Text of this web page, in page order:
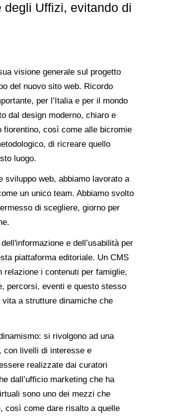
Uffizi, evitando di
visione generale sul progetto
del nuovo sito web. Ricordo
per l’Italia e per il mondo
dal design moderno, chiaro e
fiorentino, così come alle bicromie
di ricreare quello
luogo.
sviluppo web, abbiamo lavorato a
un unico team. Abbiamo svolto
di scegliere, giorno per
e dell’usabilità per
piattaforma editoriale. Un CMS
relazione i contenuti per famiglie,
percorsi, eventi e questo stesso
a strutture dinamiche che
si rivolgono ad una
con livelli di interesse e
realizzate dai curatori
dall’ufficio marketing che ha
sono uno dei mezzi che
così come dare risalto a quelle